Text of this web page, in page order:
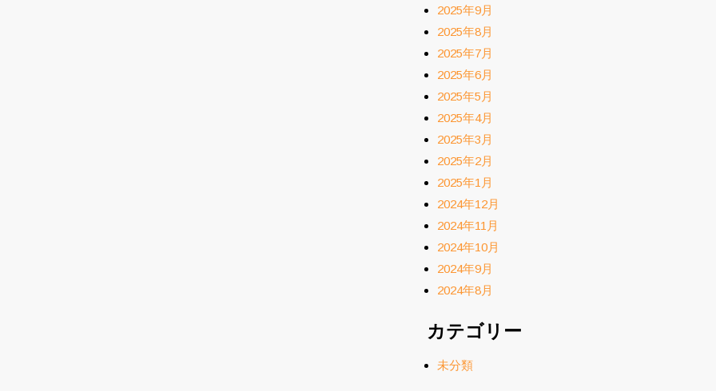
2025年9月
2025年8月
2025年7月
2025年6月
2025年5月
2025年4月
2025年3月
2025年2月
2025年1月
2024年12月
2024年11月
2024年10月
2024年9月
2024年8月
カテゴリー
未分類